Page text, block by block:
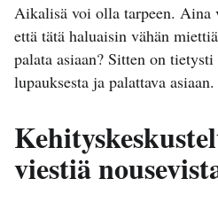
Aikalisä voi olla tarpeen. Aina
että tätä haluaisin vähän
palata asiaan? Sitten on
lupauksesta ja palattava asiaan.
viestiä